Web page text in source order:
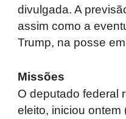
divulgada. A
assim como a
Trump, na posse
Missões
O deputado federal
eleito, iniciou ontem